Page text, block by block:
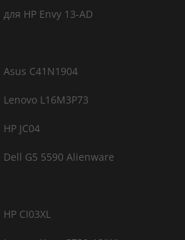
HP Envy 13-AD
Asus C41N1904
L16M3P73
JC04
Dell G5 5590 Alienware
CI03XL